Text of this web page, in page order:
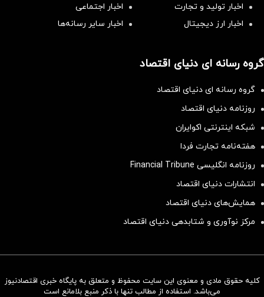
سرمایه‌گذاری همسنگ با شاخص
اخبار تولید و تجارت
اخبار اجتماعی
اخبار ارز دیجیتال
اخبار سایر رسانه‌‌ها
گروه رسانه ای دنیای اقتصاد
گروه رسانه ای دنیای اقتصاد
روزنامه دنیای اقتصاد
شبکه اینترنتی اکوایران
هفته‌نامه تجارت فردا
روزنامه انگلیسی Financial Tribune
انتشارات دنیای اقتصاد
همایش‌های دنیای اقتصاد
مرکز نوآوری و شتابدهی دنیای اقتصاد
کلیه حقوق مادی و معنوی این سایت محفوظ و متعلق به پایگاه خبری اقتصادنیوز
می‌باشد. استفاده از مطالب تنها با ذکر منبع بلامانع است